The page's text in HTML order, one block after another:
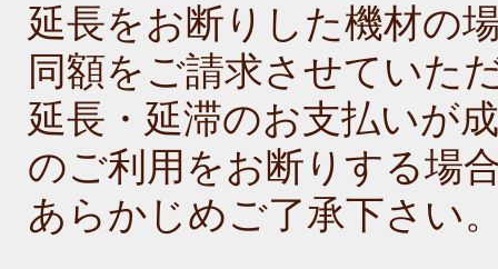
延長をお断りした機材の
同額をご請求させていた
延長・延滞のお支払いが
のご利用をお断りする場
あらかじめご了承下さい